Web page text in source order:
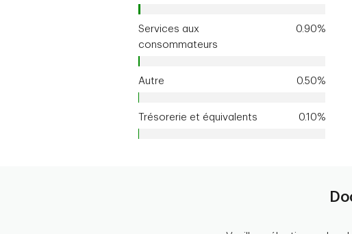
Services aux
consommateurs
0.90%
Autre 0.50%
Trésorerie et équivalents 0.10%